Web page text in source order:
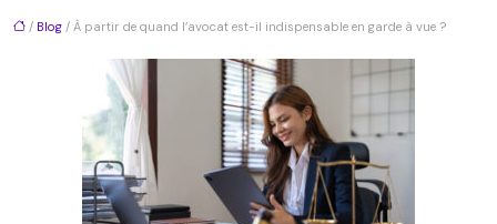
/ Blog / À partir de quand l’avocat est-il indispensable en garde à vue ?